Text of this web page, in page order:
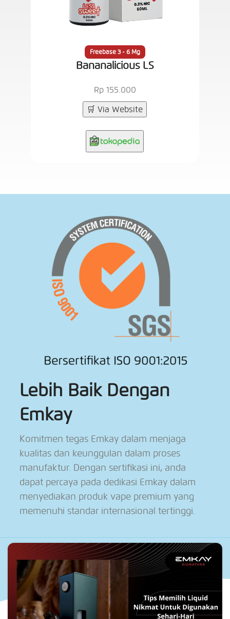
Freebase 3 - 6 Mg
Bananalicious LS
Rp 155.000
🛒 Via Website
Lebih Baik Dengan
Emkay
Komitmen tegas Emkay dalam menjaga
kualitas dan keunggulan dalam proses
manufaktur. Dengan sertifikasi ini, anda
dapat percaya pada dedikasi Emkay dalam
menyediakan produk vape premium yang
memenuhi standar internasional tertinggi.